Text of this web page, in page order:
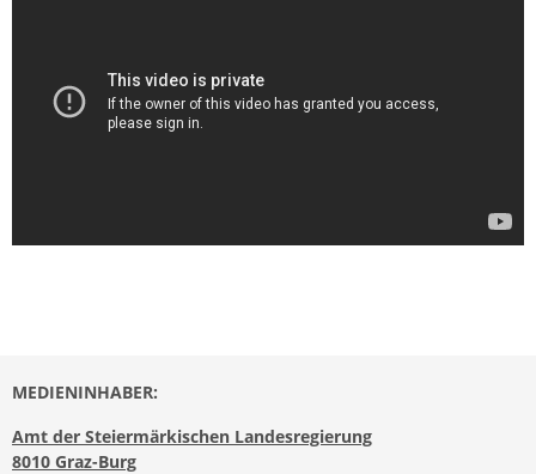
MEDIENINHABER:
Amt der Steiermärkischen Landesregierung
8010 Graz-Burg